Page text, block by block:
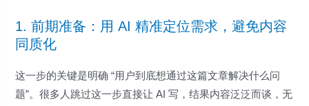
1. 前期准备：用 AI 精准定位需求，避免内容
同质化
这一步的关键是明确 “用户到底想通过这篇文章解决什么问
题”。很多人跳过这一步直接让 AI 写，结果内容泛泛而谈，无